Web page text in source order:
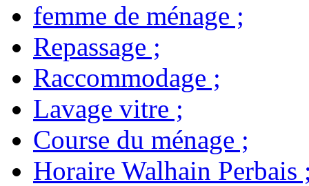
femme de ménage ;
Repassage ;
Raccommodage ;
Lavage vitre ;
Course du ménage ;
Horaire Walhain Perbais